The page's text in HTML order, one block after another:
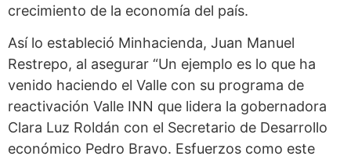
crecimiento de la economía del país.
Así lo estableció Minhacienda, Juan Manuel
Restrepo, al asegurar “Un ejemplo es lo que ha
venido haciendo el Valle con su programa de
reactivación Valle INN que lidera la gobernadora
Clara Luz Roldán con el Secretario de Desarrollo
económico Pedro Bravo. Esfuerzos como este